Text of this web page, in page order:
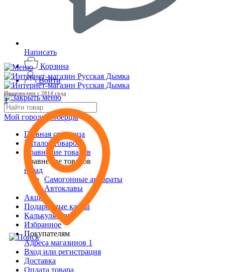
Написать
Корзина
Войти
Производим с 2014 года
1
Мой город:Люберцы
Главная страница
Каталог товаров
Сравнение товаров
Сравнение товаров
назад
Самогонные аппараты
Автоклавы
Акции
Подарочные карты
Калькуляторы
Избранное
Покупателям
Адреса магазинов 1
Вход или регистрация
Доставка
Оплата товара